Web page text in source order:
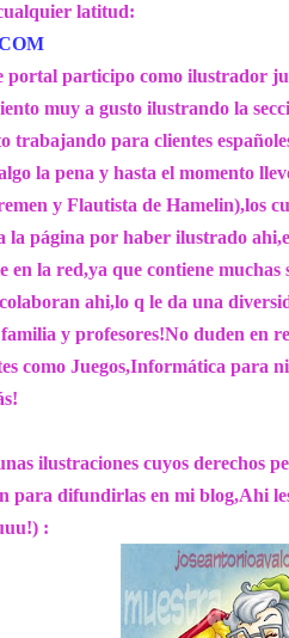
latitud:
portal participo como ilustrador
muy a gusto ilustrando la
trabajando para clientes
la pena y hasta el momento
y Flautista de Hamelin),los
la página por haber ilustrado
en la red,ya que contiene
ahi,lo q le da una
y profesores!No duden en
como Juegos,Informática para
ilustraciones cuyos derechos
para difundirlas en mi blog,Ahi
: